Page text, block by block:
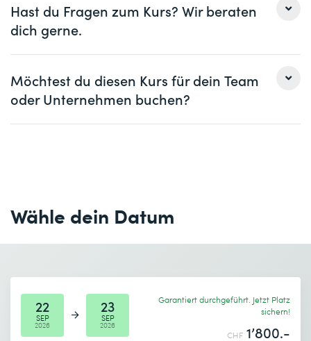
Konstruktives Auflösen von Konflikten
Motivation und Effizienzsteigerung
Abbau von Unsicherheit und Blockaden in
Veränderungsprozessen
Hast du Fragen zum Kurs? Wir beraten
dich gerne.
Vorname * Nachname *
Möchtest du diesen Kurs für dein Team
oder Unternehmen buchen?
Firma *
Anzahl Teilnehmende * Gewünschter Kursort *
Wähle dein Datum
22
SEP
2026
23
SEP
2026
Garantiert durchgeführt. Jetzt Platz
sichern!
CHF 1’800.-